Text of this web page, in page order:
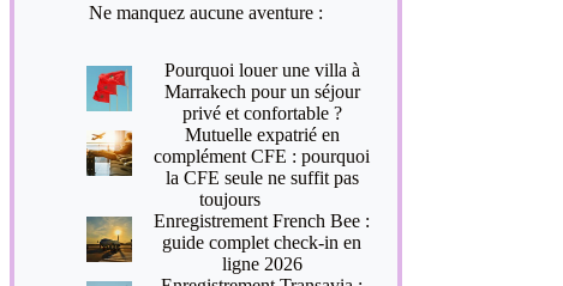
Ne manquez aucune aventure :
Pourquoi louer une villa à
Marrakech pour un séjour
privé et confortable ?
Mutuelle expatrié en
complément CFE : pourquoi
la CFE seule ne suffit pas
toujours
Enregistrement French Bee :
guide complet check-in en
ligne 2026